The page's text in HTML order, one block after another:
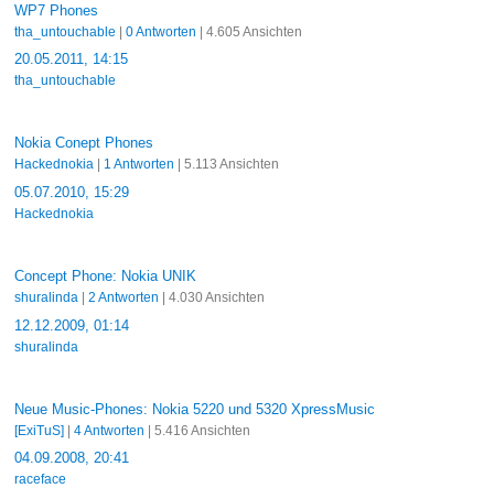
WP7 Phones
tha_untouchable 0 Antworten | 4.605 Ansichten
20.05.2011, 14:15
tha_untouchable
Nokia Conept Phones
Hackednokia| 1 Antworten | 5.113 Ansichten
05.07.2010, 15:29
Hackednokia
Concept Phone: Nokia UNIK
shuralinda 2 Antworten | 4.030 Ansichten
12.12.2009, 01:14
shuralinda
Neue Music-Phones: Nokia 5220 und 5320 XpressMusic
[ExiTuS] 4 Antworten | 5.416 Ansichten
04.09.2008, 20:41
raceface